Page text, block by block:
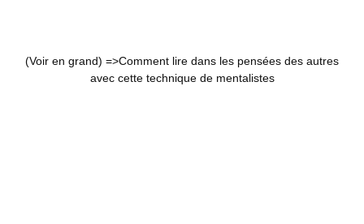
(Voir en grand) =>Comment lire dans les pensées des autres
avec cette technique de mentalistes